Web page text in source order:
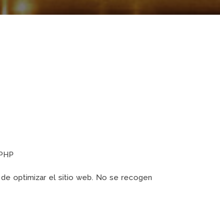
optimizar el sitio web. No se recogen